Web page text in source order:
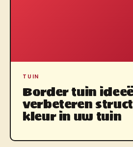
TUIN
Border tuin
verbeteren
kleur in uw tuin